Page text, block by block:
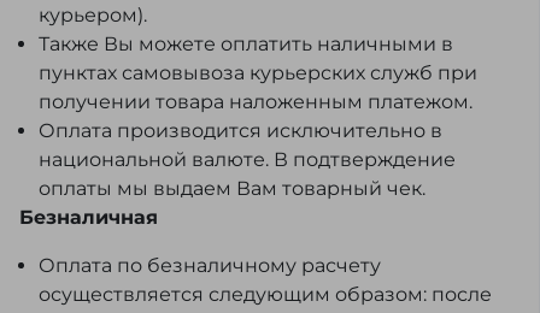
курьером).
Также Вы можете оплатить наличными в
пунктах самовывоза курьерских служб при
получении товара наложенным платежом.
Оплата производится исключительно в
национальной валюте. В подтверждение
оплаты мы выдаем Вам товарный чек.
Безналичная
Оплата по безналичному расчету
осуществляется следующим образом: после